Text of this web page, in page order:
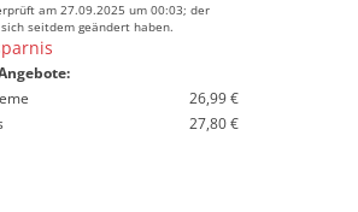
am 27.09.2025 um 00:03; der
seitdem geändert haben.
26,99 €
27,80 €